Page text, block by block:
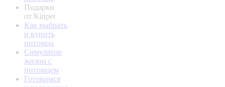
Подарки
от Kinpet
Как выбрать
и купить
питомца
Симулятор
жизни с
питомцем
Готовимся